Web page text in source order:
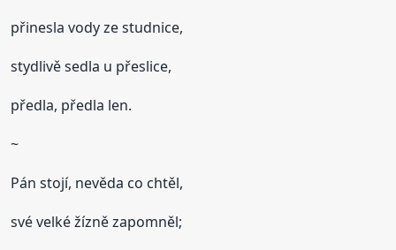
přinesla vody ze studnice,
stydlivě sedla u přeslice,
předla, předla len.
~
Pán stojí, nevěda co chtěl,
své velké žízně zapomněl;